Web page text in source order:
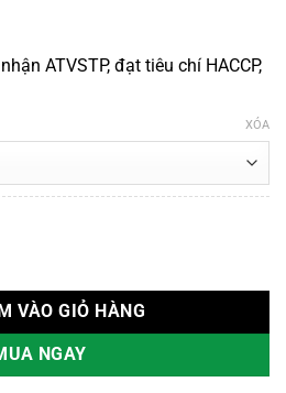
ATVSTP, đạt tiêu chí HACCP,
XÓA
VÀO GIỎ HÀNG
NGAY